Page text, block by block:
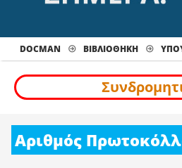
DOCMAN ΒΙΒΛΙΟΘΗΚΗ
Αριθμός